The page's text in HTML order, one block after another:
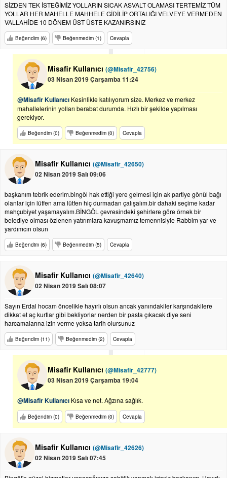
SİZDEN TEK İSTEĞİMİZ YOLLARIN SICAK ASVALT OLAMASI TERTEMİZ TÜM
YOLLAR HER MAHELLE MAHHELE GİDİLİP ORTALIĞI VELVEYE VERMEDEN
VALLAHİDE 10 DÖNEM ÜST ÜSTE KAZANIRSINIZ
Beğendim (6) Beğenmedim (1) Cevapla
Misafir Kullanıcı (@Misafir_42756)
03 Nisan 2019 Çarşamba 11:24
@Misafir Kullanıcı Kesinlikle katılıyorum size. Merkez ve merkez
mahallelerinin yolları berabat durumda. Hızlı bir şekilde yapılması
gerekiyor.
Beğendim (0) Beğenmedim (0) Cevapla
Misafir Kullanıcı (@Misafir_42650)
02 Nisan 2019 Salı 09:06
başkanım tebrik ederim.bingöl hak ettiği yere gelmesi için ak partiye gönül bağı
olanlar için lütfen ama lütfen hiç durmadan çalışalım.bir dahaki seçime kadar
mahçubiyet yaşamayalım.BİNGÖL çevresindeki şehirlere göre örnek bir
belediye olması özlenen yatırımlara kavuşmamız temennisiyle Rabbim yar ve
yardımcın olsun
Beğendim (6) Beğenmedim (5) Cevapla
Misafir Kullanıcı (@Misafir_42640)
02 Nisan 2019 Salı 08:07
Sayın Erdal hocam öncelikle hayırlı olsun ancak yanındakiler karşındakilere
dikkat et aç kurtlar gibi bekliyorlar nerden bir pasta çıkacak diye seni
harcamalarına izin verme yoksa tarih olursunuz
Beğendim (11) Beğenmedim (2) Cevapla
Misafir Kullanıcı (@Misafir_42777)
03 Nisan 2019 Çarşamba 19:04
@Misafir Kullanıcı Kısa ve net. Ağzına sağlık.
Beğendim (0) Beğenmedim (0) Cevapla
Misafir Kullanıcı (@Misafir_42626)
02 Nisan 2019 Salı 07:45